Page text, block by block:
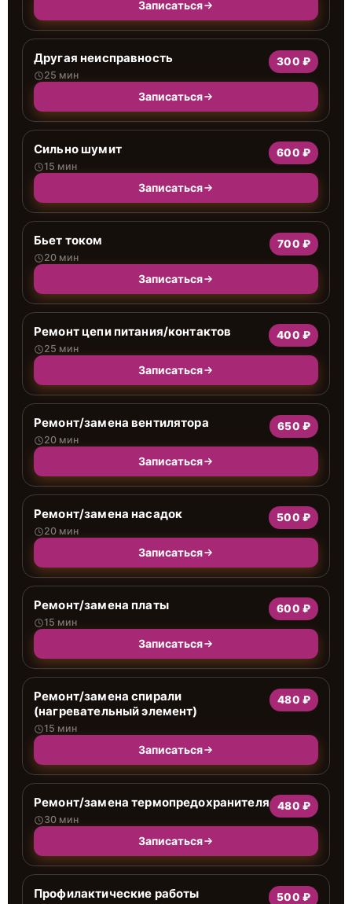
Записаться
Другая неисправность
25 мин
300 ₽
Записаться
Сильно шумит
15 мин
600 ₽
Записаться
Бьет током
20 мин
700 ₽
Записаться
Ремонт цепи питания/контактов
25 мин
400 ₽
Записаться
Ремонт/замена вентилятора
20 мин
650 ₽
Записаться
Ремонт/замена насадок
20 мин
500 ₽
Записаться
Ремонт/замена платы
15 мин
600 ₽
Записаться
Ремонт/замена спирали
(нагревательный элемент)
15 мин
480 ₽
Записаться
Ремонт/замена термопредохранителя
30 мин
480 ₽
Записаться
Профилактические работы 500 ₽